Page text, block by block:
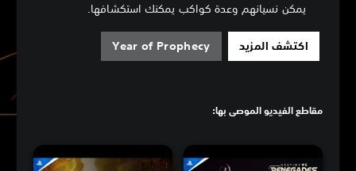
يمكن نسيانهم وعدة كواكب يمكنك استكشافها.
اكتشف المزيد Year of Prophecy
مقاطع الفيديو الموصى بها: